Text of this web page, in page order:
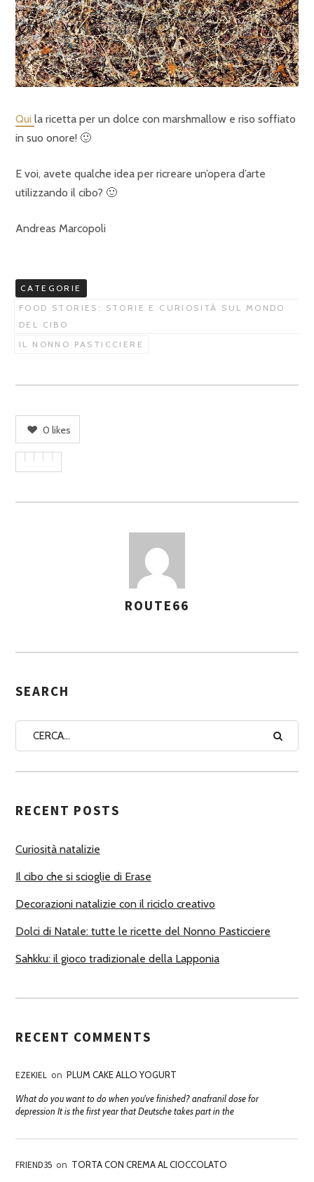
Qui la ricetta per un dolce con marshmallow e riso soffiato
in suo onore! 🙂
E voi, avete qualche idea per ricreare un’opera d’arte
utilizzando il cibo? 🙂
Andreas Marcopoli
CATEGORIE
FOOD STORIES: STORIE E CURIOSITÀ SUL MONDO
DEL CIBO
IL NONNO PASTICCIERE
0 likes
S
G
A
U
O
I
ROUTE66
SEARCH
RECENT POSTS
Curiosità natalizie
Il cibo che si scioglie di Erase
Decorazioni natalizie con il riciclo creativo
Dolci di Natale: tutte le ricette del Nonno Pasticciere
Sahkku: il gioco tradizionale della Lapponia
RECENT COMMENTS
EZEKIEL on PLUM CAKE ALLO YOGURT
What do you want to do when you've finished? anafranil dose for
depression It is the first year that Deutsche takes part in the
FRIEND35 on TORTA CON CREMA AL CIOCCOLATO